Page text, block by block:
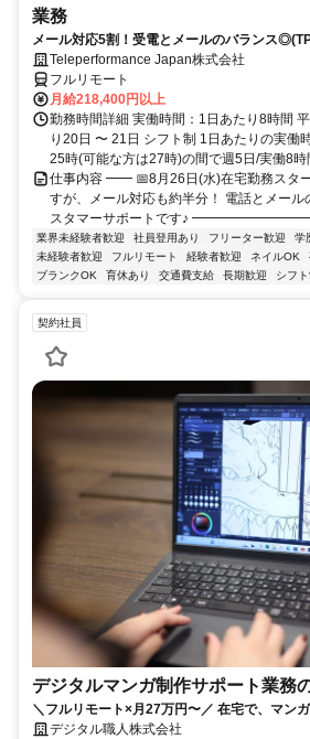
業務
メール対応5割！受電とメールのバランス
Teleperformance Japan株式会社
フルリモート
月給218,400円以上
勤務時間詳細 実働時間：1日あたり8時間
り20日 〜 21日 シフト制 1日あたりの実働
25時(可能な方は27時)の間で週5日/実働8時
仕事内容 ━━ 📅8月26日(水)在宅勤務スタ
すが、メール対応も約半分！ 電話とメール
スタマーサポートです♪
業界未経験者歓迎 社員登用あり フリーター歓迎 学
未経験者歓迎
フルリモート 経験者歓迎 ネイルOK
ブランクOK
育休あり 交通費支給 長期歓迎 シフト
契約社員
デジタルマンガ制作サポート業務
＼フルリモート×月27万円〜／ 在宅で、マンガ
デジタル職人株式会社